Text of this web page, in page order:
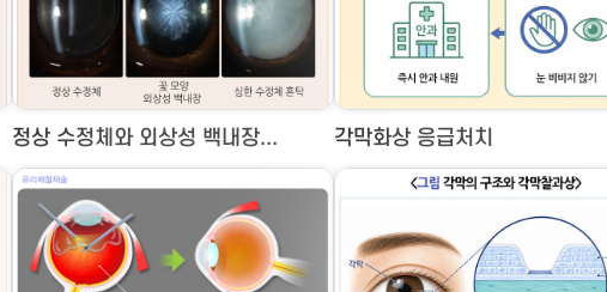
정상 수정체와 외상성 백내장... 각막화상 응급처치